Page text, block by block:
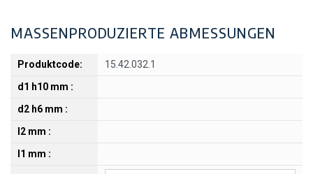
MASSENPRODUZIERTE ABMESSUNGEN
15.42.032.1